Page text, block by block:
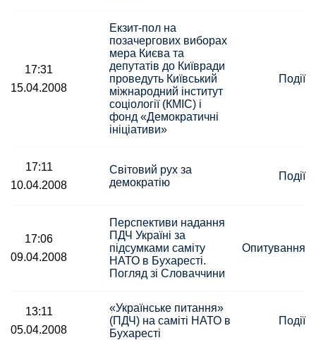
17:31
15.04.2008
Екзит-пол на
позачергових виборах
мера Києва та
депутатів до Київради
проведуть Київський
міжнародний інститут
соціології (КМІС) і
фонд «Демократичні
ініціативи»
Події
17:11
10.04.2008
Світовий рух за
демократію
Події
17:06
09.04.2008
Перспективи надання
ПДЧ Україні за
підсумками саміту
НАТО в Бухаресті.
Погляд зі Словаччини
Опитування
13:11
05.04.2008
«Українське питання»
(ПДЧ) на саміті НАТО в
Бухаресті
Події